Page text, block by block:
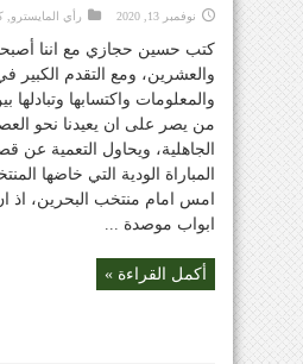
نوفمبر 13, 2020 رأي المايسترو
كتب حسين حجازي مع اننا
والعشرين، ومع التقدم الكبير
والمعلومات واكتسابها وتبادلها
من يصر على ان يعيدنا نحو
الجاهلية، ويحاول التعمية عن
المباراة الودية التي خاضها
امس امام منتخب البحرين، اذ
ابواب موصدة ...
أكمل القراءة »